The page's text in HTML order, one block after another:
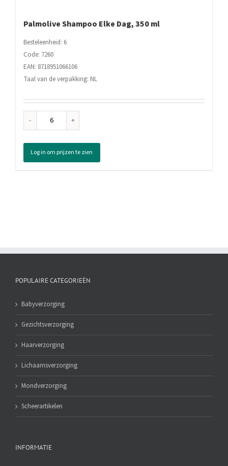
Palmolive Shampoo Elke Dag, 350 ml
Besteleenheid: 6
Code: 7260
EAN: 8718951066106
Taal van de verpakking: NL
Palmolive
Elke
Dag,
350
Log in om prijzen te zien
POPULAIRE CATEGORIEËN
Babyverzorging
Gezichtsverzorging
Haarverzorging
Lichaamsverzorging
Mondverzorging
Scheerartikelen
INFORMATIE